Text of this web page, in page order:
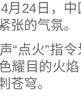
月24日，
张的气氛。
火”指令
耀目的火
苍穹。